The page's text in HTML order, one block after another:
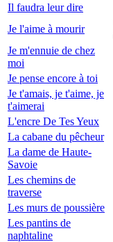
Il faudra leur dire
Je l'aime à mourir
Je m'ennuie de chez
moi
Je pense encore à toi
Je t'amais, je t'aime, je
t'aimerai
L'encre De Tes Yeux
La cabane du pêcheur
La dame de Haute-
Savoie
Les chemins de
traverse
Les murs de poussière
Les pantins de
naphtaline